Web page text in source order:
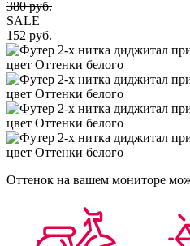
380 руб.
SALE
152 руб.
Оттенок на вашем мониторе